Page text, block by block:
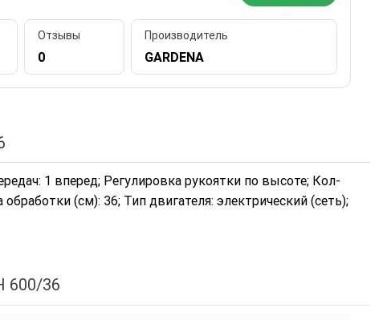
Отзывы
0
Производитель
GARDENA
1 вперед; Регулировка рукоятки по высоте; Кол-
(см): 36; Тип двигателя: электрический (сеть);
600/36